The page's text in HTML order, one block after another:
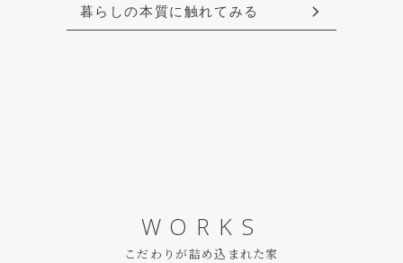
暮らしの本質に触れてみる
WORKS
こだわりが詰め込まれた家